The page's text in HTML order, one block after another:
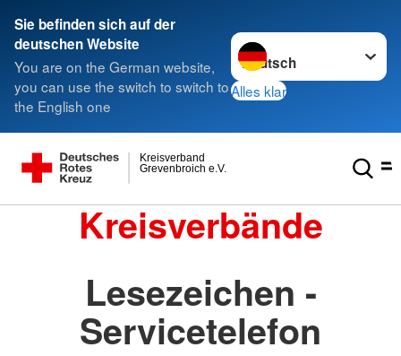
Sie befinden sich auf der
deutschen Website
You are on the German website,
you can use the switch to switch to
the English one
Sprache wechseln zu
Alles klar
Grevenbroich e.V.
Kreisverband
Kreisverbände
Lesezeichen -
Servicetelefon